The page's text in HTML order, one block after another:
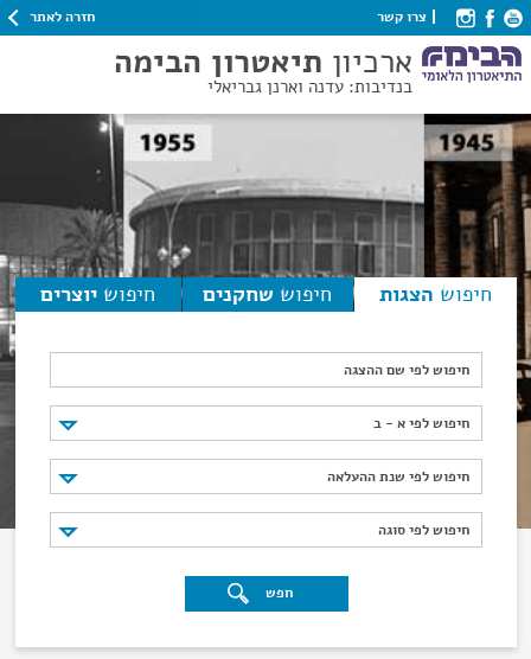
צרו קשר חזרה לאתר
ארכיון תיאטרון הבימה
בנדיבות: עדנה וארנן גבריאלי
חיפוש הצגות חיפוש שחקנים חיפוש יוצרים
חיפוש לפי שם ההצגה
חיפוש לפי א - ב
חיפוש לפי א - ב
חיפוש לפי שנת ההעלאה
חיפוש לפי שנת ההעלאה
חיפוש לפי סוגה
חיפוש לפי סוגה
חפש